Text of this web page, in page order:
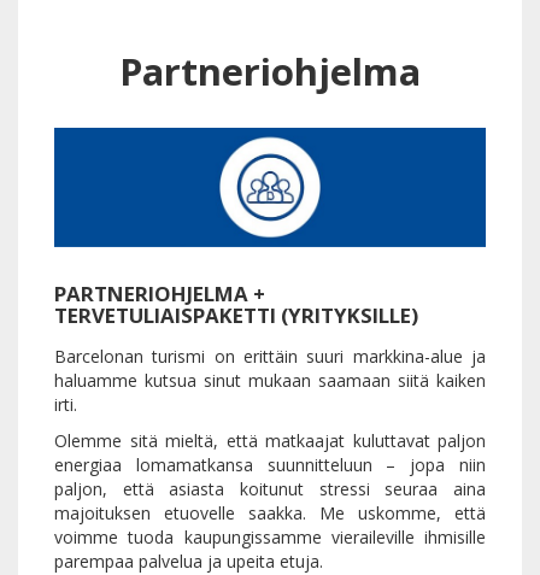
Partneriohjelma
PARTNERIOHJELMA +
TERVETULIAISPAKETTI (YRITYKSILLE)
Barcelonan turismi on erittäin suuri markkina-alue ja
haluamme kutsua sinut mukaan saamaan siitä kaiken
irti.
Olemme sitä mieltä, että matkaajat kuluttavat paljon
energiaa lomamatkansa suunnitteluun – jopa niin
paljon, että asiasta koitunut stressi seuraa aina
majoituksen etuovelle saakka. Me uskomme, että
voimme tuoda kaupungissamme vieraileville ihmisille
parempaa palvelua ja upeita etuja.